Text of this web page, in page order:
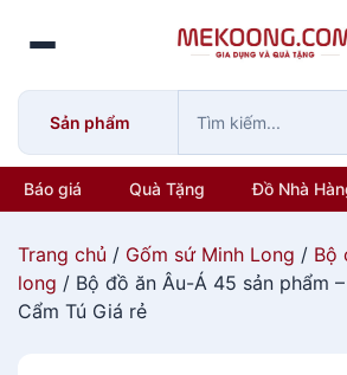
o
Sản phẩm
Báo giá Quà Tặng Đồ Nhà
Trang chủ / Gốm sứ Minh Long / Bộ
long / Bộ đồ ăn Âu-Á 45 sản phẩm
Cẩm Tú Giá rẻ